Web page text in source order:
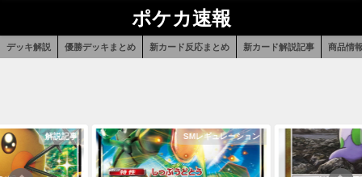
ポケカ速報
デッキ解説 優勝デッキまとめ 新カード反応まとめ 新カード解説記事 商品情
解説記事 SMレギュレーション